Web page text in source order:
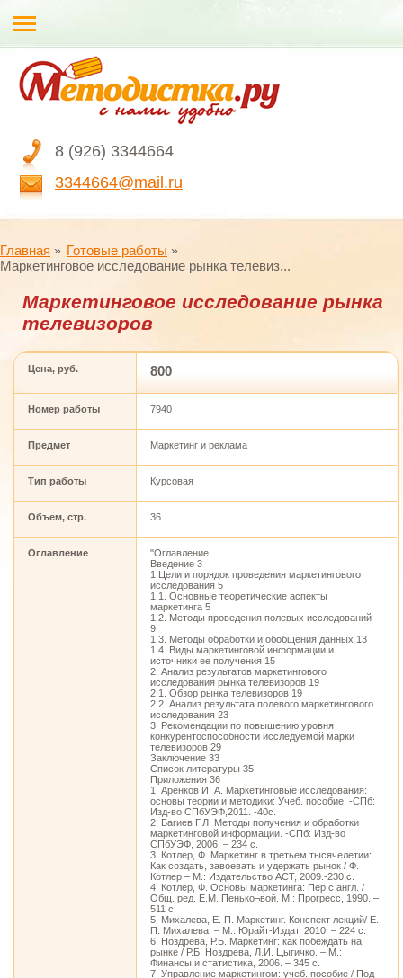
8 (926) 3344664
3344664@mail.ru
Главная
Готовые работы
Маркетинговое исследование рынка телевиз...
Маркетинговое исследование рынка
телевизоров
Цена, руб. 800
Номер работы 7940
Предмет Маркетинг и реклама
Тип работы Курсовая
Объем, стр. 36
Оглавление
"Оглавление
Введение 3
1.Цели и порядок проведения маркетингового
исследования 5
1.1. Основные теоретические аспекты
маркетинга 5
1.2. Методы проведения полевых исследований
9
1.3. Методы обработки и обобщения данных 13
1.4. Виды маркетинговой информации и
источники ее получения 15
2. Анализ результатов маркетингового
исследования рынка телевизоров 19
2.1. Обзор рынка телевизоров 19
2.2. Анализ результата полевого маркетингового
исследования 23
3. Рекомендации по повышению уровня
конкурентоспособности исследуемой марки
телевизоров 29
Заключение 33
Список литературы 35
Приложения 36
1. Аренков И. А. Маркетинговые исследования:
основы теории и методики: Учеб. пособие. -СПб:
Изд-во СПбУЭФ,2011. -40с.
2. Багиев Г.Л. Методы получения и обработки
маркетинговой информации. -СПб: Изд-во
СПбУЭФ, 2006. – 234 с.
3. Котлер, Ф. Маркетинг в третьем тысячелетии:
Как создать, завоевать и удержать рынок / Ф.
Котлер – М.: Издательство АСТ, 2009.-230 с.
4. Котлер, Ф. Основы маркетинга: Пер с англ. /
Общ. ред. Е.М. Пенько¬вой. M.: Прогресс, 1990. –
511 с.
5. Михалева, Е. П. Маркетинг. Конспект лекций/ Е.
П. Михалева. – М.: Юрайт-Издат, 2010. – 224 с.
6. Ноздрева, Р.Б. Маркетинг: как побеждать на
рынке / Р.Б. Ноздрева, Л.И. Цыгичко. – М.:
Финансы и статистика, 2006. – 345 с.
7. Управление маркетингом: учеб. пособие / Под